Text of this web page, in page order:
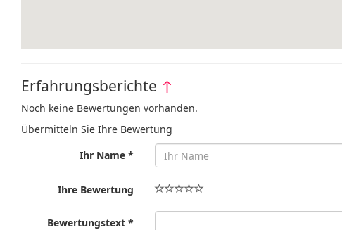
Erfahrungsberichte ↑
Noch keine Bewertungen vorhanden.
Übermitteln Sie Ihre Bewertung
Ihr Name *
Ihre Bewertung
Bewertungstext *